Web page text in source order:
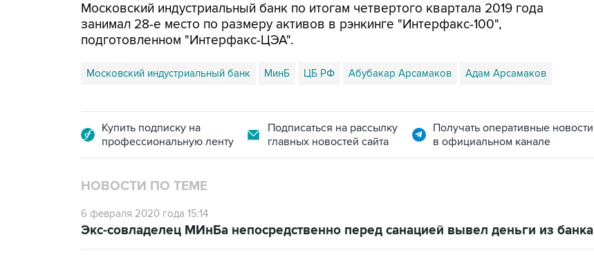
Московский индустриальный банк по итогам четвертого квартала 2019 года
занимал 28-е место по размеру активов в рэнкинге "Интерфакс-100",
подготовленном "Интерфакс-ЦЭА".
Московский индустриальный банк МинБ ЦБ РФ Абубакар Арсамаков Адам Арсамаков
Купить подписку на
профессиональную ленту
Подписаться на рассылку
главных новостей сайта
Получать оперативные новости
в официальном канале
НОВОСТИ ПО ТЕМЕ
6 февраля 2020 года 15:14
Экс-совладелец МИнБа непосредственно перед санацией вывел деньги из банка